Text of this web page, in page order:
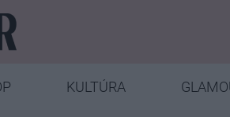
KULTÚRA